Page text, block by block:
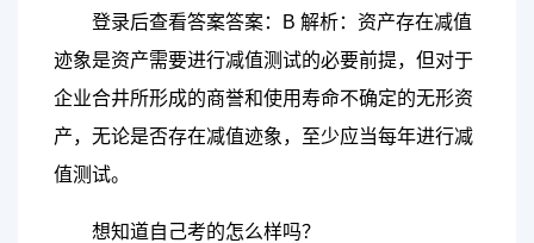
登录后查看答案答案：B 解析：资产存在减值
迹象是资产需要进行减值测试的必要前提，但对于
企业合井所形成的商誉和使用寿命不确定的无形资
产，无论是否存在减值迹象，至少应当每年进行减
值测试。
想知道自己考的怎么样吗？